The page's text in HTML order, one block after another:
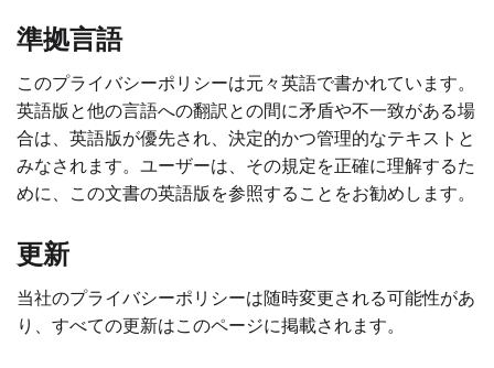
準拠言語
このプライバシーポリシーは元々英語で書かれています。
英語版と他の言語への翻訳との間に矛盾や不一致がある場
合は、英語版が優先され、決定的かつ管理的なテキストと
みなされます。ユーザーは、その規定を正確に理解するた
めに、この文書の英語版を参照することをお勧めします。
更新
当社のプライバシーポリシーは随時変更される可能性があ
り、すべての更新はこのページに掲載されます。